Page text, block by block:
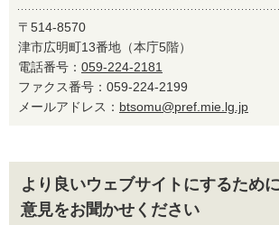
〒514-8570
津市広明町13番地（本庁5階）
電話番号： 059-224-2181
ファクス番号：059-224-2199
メールアドレス： btsomu@pref.mie.lg.jp
より良いウェブサイトにするため
意見をお聞かせください